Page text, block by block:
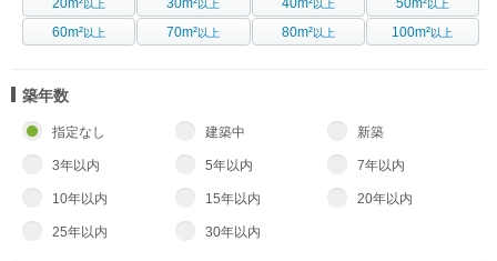
20m²以上 30m²以上 40m²以上 50m²以上
60m²以上 70m²以上 80m²以上 100m²以上
築年数
指定なし 建築中 新築
3年以内 5年以内 7年以内
10年以内 15年以内 20年以内
25年以内 30年以内